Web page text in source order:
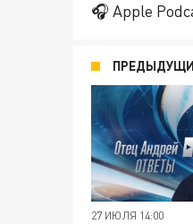
🎧 Apple
27 ИЮЛЯ 14:00